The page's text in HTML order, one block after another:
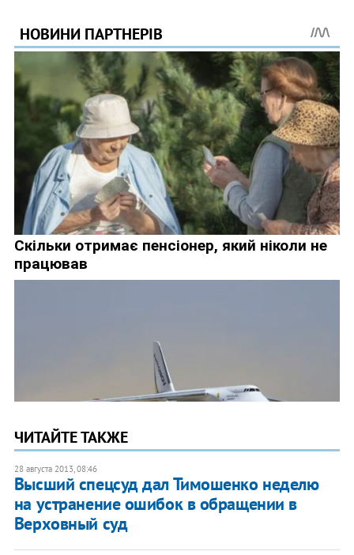
ЧИТАЙТЕ ТАКЖЕ
28 августа 2013, 08:46
Высший спецсуд дал Тимошенко неделю
на устранение ошибок в обращении в
Верховный суд